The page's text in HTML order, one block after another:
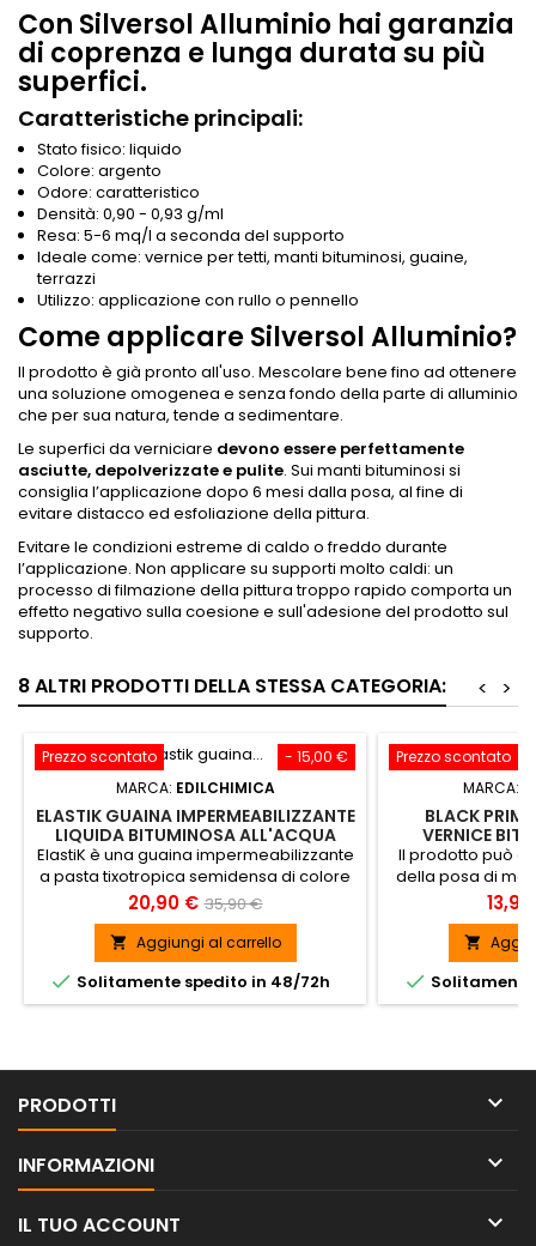
Con Silversol Alluminio hai garanzia
di coprenza e lunga durata su più
superfici.
Caratteristiche principali:
Stato fisico: liquido
Colore: argento
Odore: caratteristico
Densità: 0,90 - 0,93 g/ml
Resa: 5-6 mq/l a seconda del supporto
Ideale come: vernice per tetti, manti bituminosi, guaine,
terrazzi
Utilizzo: applicazione con rullo o pennello
Come applicare Silversol Alluminio?
Il prodotto è già pronto all'uso. Mescolare bene fino ad ottenere
una soluzione omogenea e senza fondo della parte di alluminio
che per sua natura, tende a sedimentare.
Le superfici da verniciare devono essere perfettamente
asciutte, depolverizzate e pulite. Sui manti bituminosi si
consiglia l’applicazione dopo 6 mesi dalla posa, al fine di
evitare distacco ed esfoliazione della pittura.
Evitare le condizioni estreme di caldo o freddo durante
l’applicazione. Non applicare su supporti molto caldi: un
processo di filmazione della pittura troppo rapido comporta un
effetto negativo sulla coesione e sull'adesione del prodotto sul
supporto.
8 ALTRI PRODOTTI DELLA STESSA CATEGORIA: >
<
- 15,00 €
Prezzo scontato
MARCA: EDILCHIMICA
ELASTIK GUAINA IMPERMEABILIZZANTE
LIQUIDA BITUMINOSA ALL'ACQUA
ElastiK è una guaina impermeabilizzante
a pasta tixotropica semidensa di colore
nero. Impermeabilizzante universale per
l'edilizia SPEDIZIONE GRATUITA
Prezzo
20,90 € Prezzo
base
35,90 €
 Aggiungi al carrello
 Solitamente spedito in 48/72h
Prezzo scontato
MARCA:
BLACK
VERNICE
Il prodotto può
della posa di
superfici piane,
verticale,
canali,
proteggere


PRODOTTI 
INFORMAZIONI 
IL TUO ACCOUNT 